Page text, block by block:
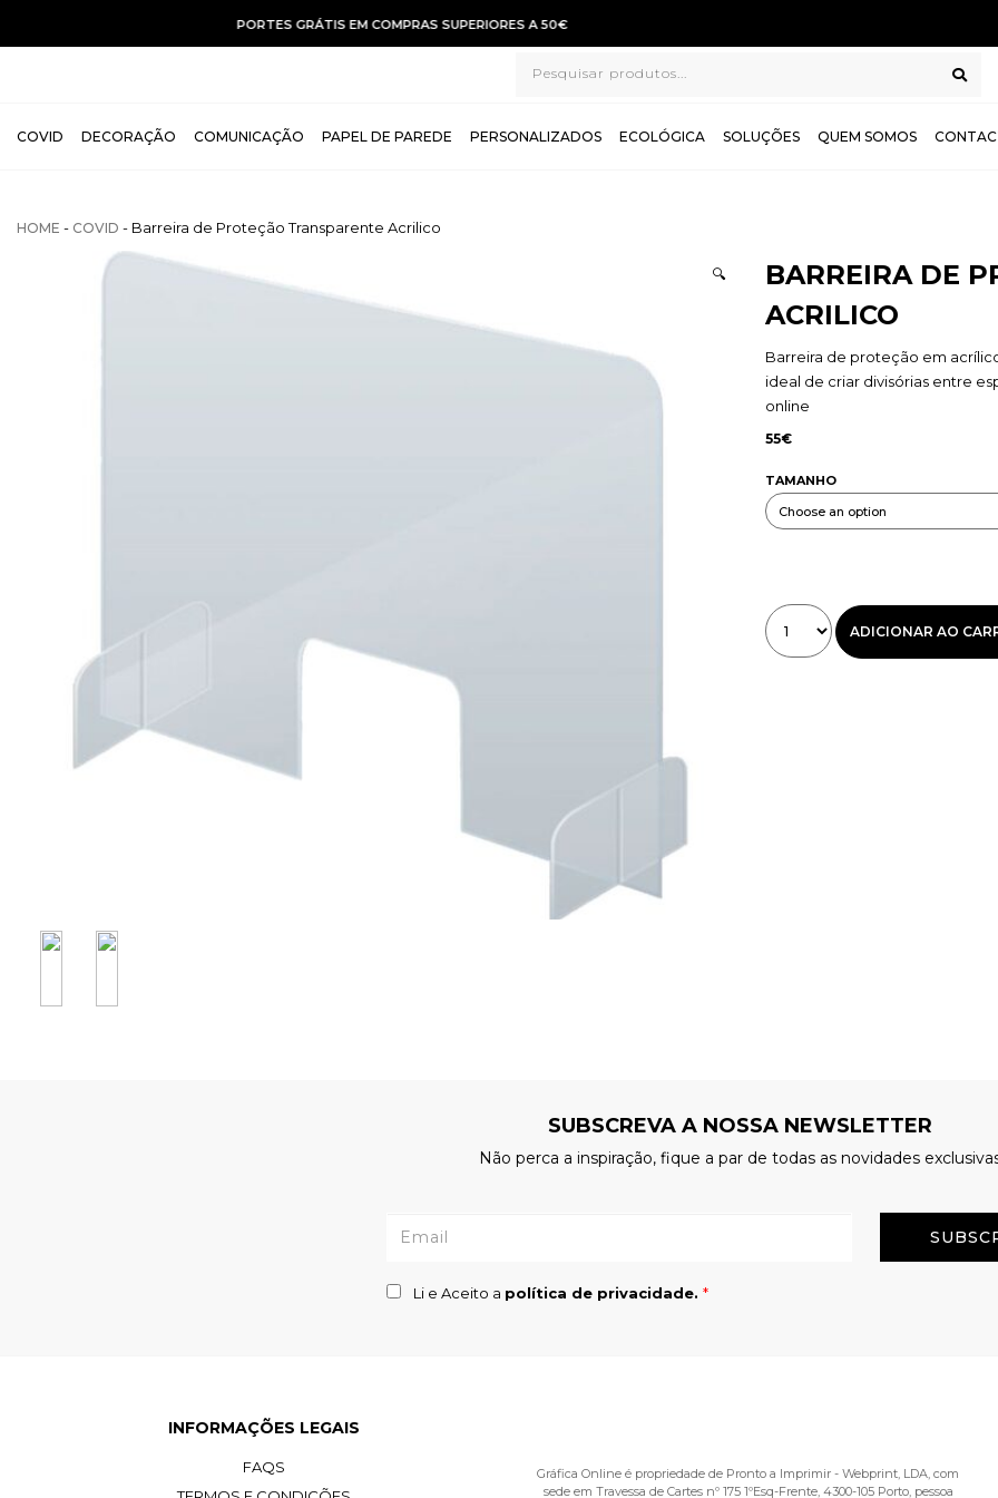
COVID DECORAÇÃO COMUNICAÇÃO PAPEL DE PAREDE PERSONALIZADOS ECOLÓGICA SOLUÇÕES QUEM SOMOS
HOME - COVID - Barreira de Proteção Transparente Acrilico
🔍
BARREIRA DE
ACRILICO
Barreira de proteção em
ideal de criar divisórias entre
online
55€
TAMANHO
ADICIONAR AO
SUBSCREVA A NOSSA NEWSLETTER
Não perca a inspiração, fique a par de todas as novidades
Li e Aceito a política de privacidade. *
INFORMAÇÕES LEGAIS
FAQS
Gráfica Online é propriedade de Pronto a Imprimir - Webprint, LDA, com
sede em Travessa de Cartes nº 175 1ºEsq-Frente, 4300-105 Porto, pessoa